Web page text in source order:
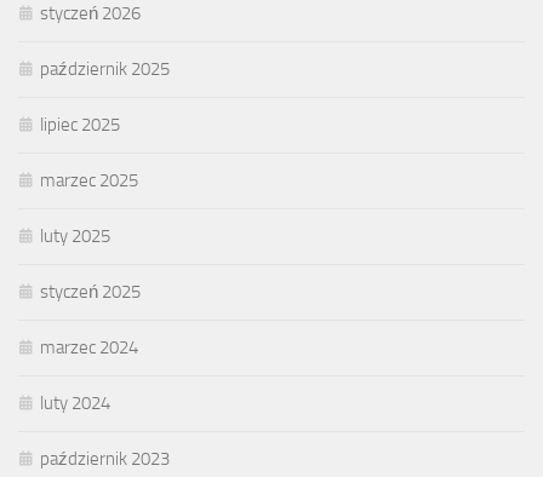
styczeń 2026
październik 2025
lipiec 2025
marzec 2025
luty 2025
styczeń 2025
marzec 2024
luty 2024
październik 2023